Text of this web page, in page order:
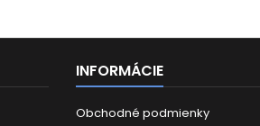
INFORMÁCIE
Obchodné podmienky